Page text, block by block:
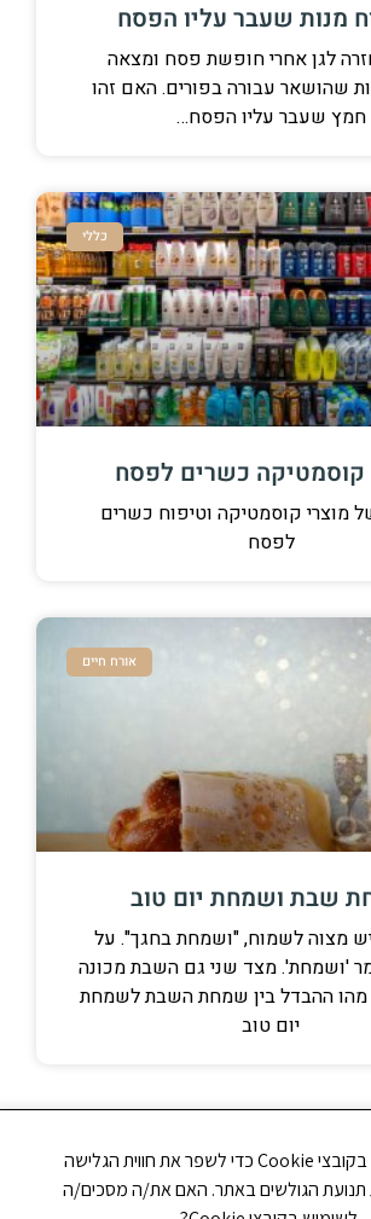
מנות שעבר עליו הפסח
לגן אחרי חופשת פסח ומצאה
שהושאר עבורה בפורים. האם זהו
חמץ שעבר עליו הפסח…
כללי
קוסמטיקה כשרים לפסח
מוצרי קוסמטיקה וטיפוח כשרים
לפסח
אורח חיים
שבת ושמחת יום טוב
מצוה לשמוח, "ושמחת בחגך". על
'ושמחת'. מצד שני גם השבת מכונה
ההבדל בין שמחת השבת לשמחת
יום טוב
אנו משתמשים בקובצי Cookie כדי לשפר את חווית הגלישה
הגולשים באתר. האם את/ה מסכים/ה